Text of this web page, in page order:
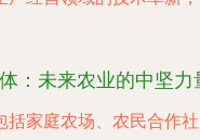
：未来农业的中坚力
括家庭农场、农民合作